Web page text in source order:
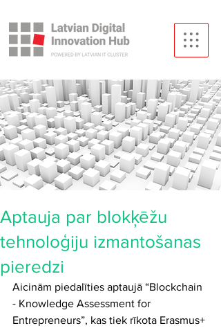
Aptauja par blokķēžu
tehnoloģiju izmantošanas
pieredzi
Aicinām piedalīties aptaujā “Blockchain
- Knowledge Assessment for
Entrepreneurs”, kas tiek rīkota Erasmus+